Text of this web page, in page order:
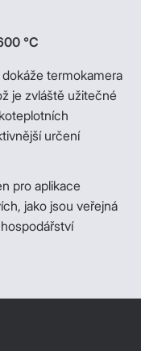
°C
termokamera
je zvláště užitečné
určení
pro aplikace
jako jsou veřejná